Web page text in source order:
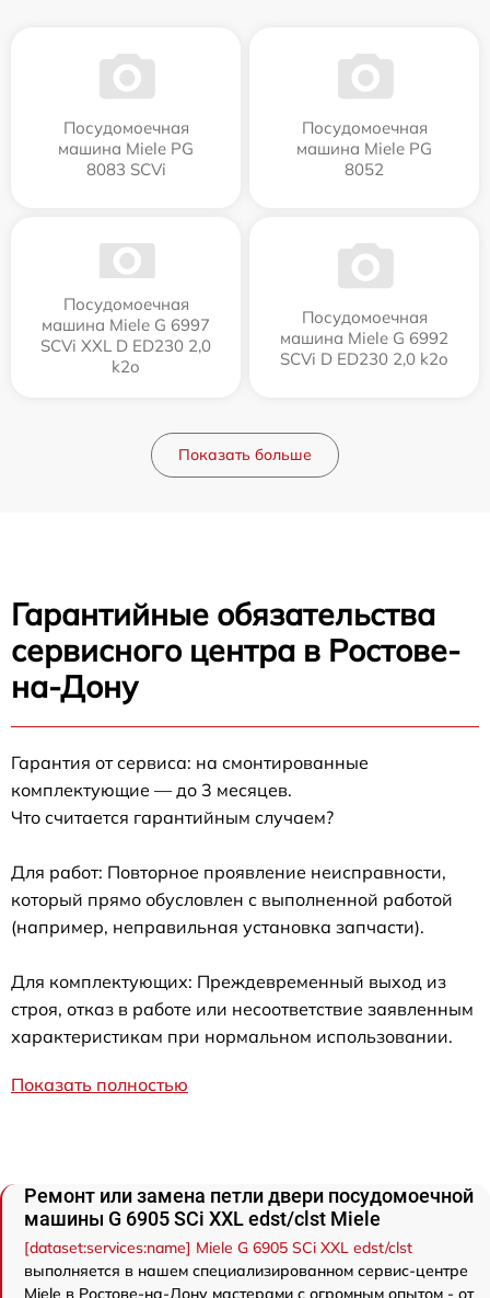
Посудомоечная
машина Miele PG
8083 SCVi
Посудомоечная
машина Miele PG
8052
Посудомоечная
машина Miele G 6997
SCVi XXL D ED230 2,0
k2o
Посудомоечная
машина Miele G 6992
SCVi D ED230 2,0 k2o
Показать больше
Гарантийные обязательства
сервисного центра в Ростове-
на-Дону
Гарантия от сервиса: на смонтированные
комплектующие — до 3 месяцев.
Что считается гарантийным случаем?
Для работ: Повторное проявление неисправности,
который прямо обусловлен с выполненной работой
(например, неправильная установка запчасти).
Для комплектующих: Преждевременный выход из
строя, отказ в работе или несоответствие заявленным
характеристикам при нормальном использовании.
Показать полностью
Ремонт или замена петли двери посудомоечной
машины G 6905 SCi XXL edst/clst Miele
[dataset:services:name] Miele G 6905 SCi XXL edst/clst
выполняется в нашем специализированном сервис-центре
Miele в Ростове-на-Дону мастерами с огромным опытом - от